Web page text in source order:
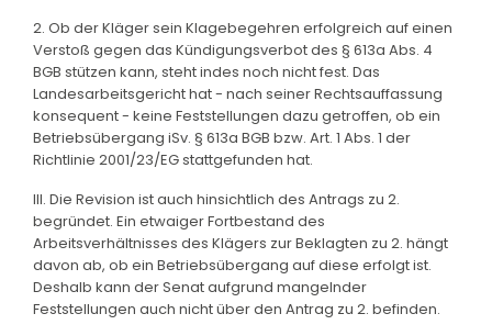
2. Ob der Kläger sein Klagebegehren erfolgreich auf einen
Verstoß gegen das Kündigungsverbot des § 613a Abs. 4
BGB stützen kann, steht indes noch nicht fest. Das
Landesarbeitsgericht hat - nach seiner Rechtsauffassung
konsequent - keine Feststellungen dazu getroffen, ob ein
Betriebsübergang iSv. § 613a BGB bzw. Art. 1 Abs. 1 der
Richtlinie 2001/23/EG stattgefunden hat.
III. Die Revision ist auch hinsichtlich des Antrags zu 2.
begründet. Ein etwaiger Fortbestand des
Arbeitsverhältnisses des Klägers zur Beklagten zu 2. hängt
davon ab, ob ein Betriebsübergang auf diese erfolgt ist.
Deshalb kann der Senat aufgrund mangelnder
Feststellungen auch nicht über den Antrag zu 2. befinden.